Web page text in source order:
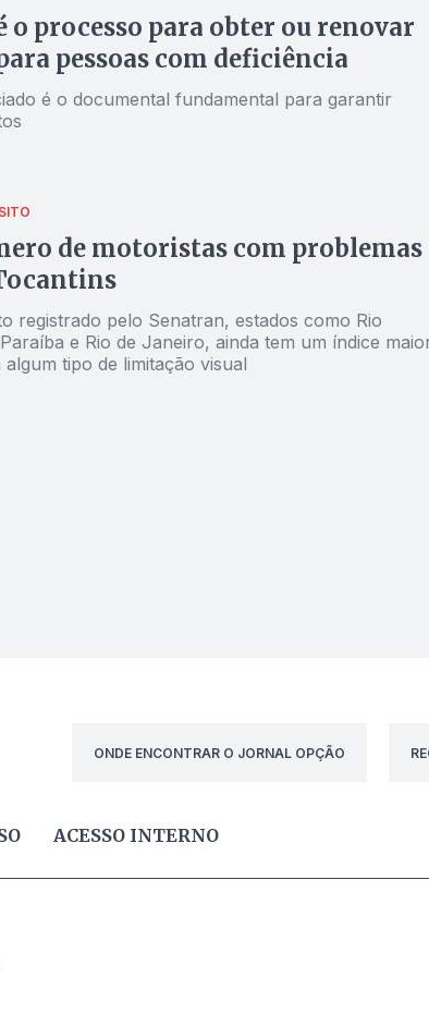
o processo para obter ou renovar
pessoas com deficiência
é o documental fundamental para garantir
de motoristas com problemas
registrado pelo Senatran, estados como Rio
e Rio de Janeiro, ainda tem um índice
de motoristas com algum tipo de limitação visual
ONDE ENCONTRAR O JORNAL OPÇÃO
ACESSO INTERNO